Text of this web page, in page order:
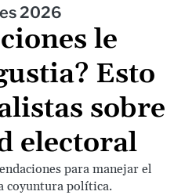
2026
le
Esto
sobre
electoral
para manejar el
coyuntura política.